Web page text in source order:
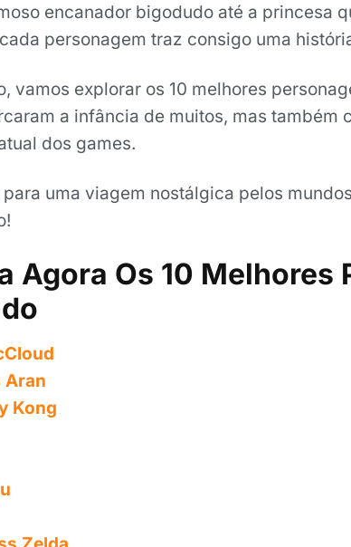
encanador bigodudo até a princesa
personagem traz consigo uma
vamos explorar os 10 melhores
a infância de muitos, mas também
dos games.
uma viagem nostálgica pelos
Agora Os 10 Melhores
Aran
Kong